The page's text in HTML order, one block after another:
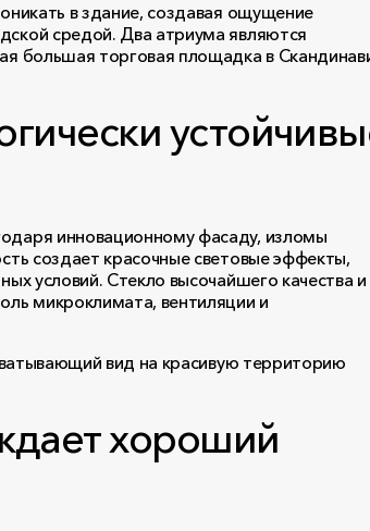
в здание, создавая ощущение
средой. Два атриума являются
большая торговая площадка в
инновационному фасаду, изломы
создает красочные световые эффекты,
условий. Стекло высочайшего качества и
микроклимата, вентиляции и
вид на красивую территорию
хороший